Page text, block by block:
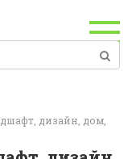
дизайн, дом,